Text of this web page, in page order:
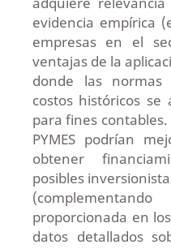
evidencia empírica
empresas en el
ventajas de la
donde las normas
costos históricos se
para fines
PYMES podrían
obtener
posibles
proporcionada en
datos detallados